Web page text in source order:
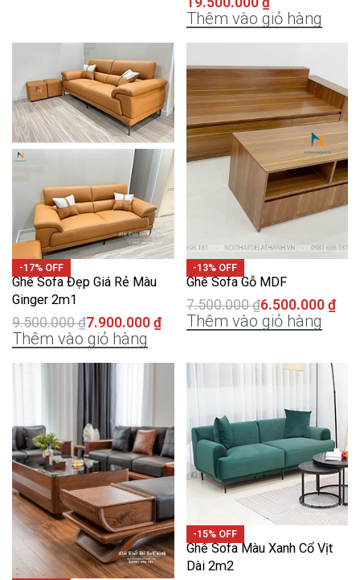
Thêm vào giỏ hàng
-17% OFF
Ghế Sofa Đẹp Giá Rẻ Màu
Ginger 2m1
9.500.000₫7.900.000 ₫
Thêm vào giỏ hàng
-13% OFF
Ghế Sofa Gỗ MDF
7.500.000₫6.500.000 ₫
Thêm vào giỏ hàng
-15% OFF
Ghế Sofa Màu Xanh Cổ Vịt
Dài 2m2